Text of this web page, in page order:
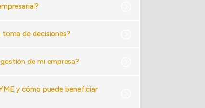
toma de decisiones?
de mi empresa?
y cómo puede beneficiar